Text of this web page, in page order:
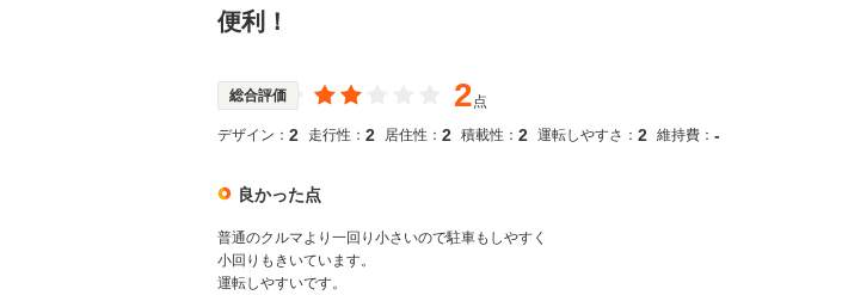
便利！
総合評価 2点
デザイン： 2 走行性： 2 居住性： 2 積載性： 2 運転しやすさ： 2 維持費： -
良かった点
普通のクルマより一回り小さいので駐車もしやすく
小回りもきいています。
運転しやすいです。